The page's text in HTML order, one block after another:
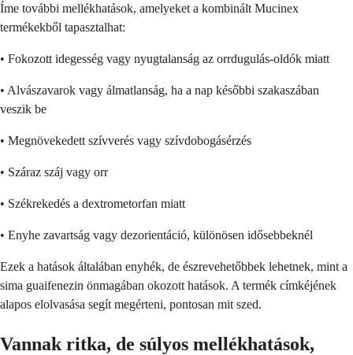
Íme további mellékhatások, amelyeket a kombinált Mucinex
termékekből tapasztalhat:
• Fokozott idegesség vagy nyugtalanság az orrdugulás-oldók miatt
• Alvászavarok vagy álmatlanság, ha a nap későbbi szakaszában
veszik be
• Megnövekedett szívverés vagy szívdobogásérzés
• Száraz száj vagy orr
• Székrekedés a dextrometorfan miatt
• Enyhe zavartság vagy dezorientáció, különösen idősebbeknél
Ezek a hatások általában enyhék, de észrevehetőbbek lehetnek, mint a
sima guaifenezin önmagában okozott hatások. A termék címkéjének
alapos elolvasása segít megérteni, pontosan mit szed.
Vannak ritka, de súlyos mellékhatások,